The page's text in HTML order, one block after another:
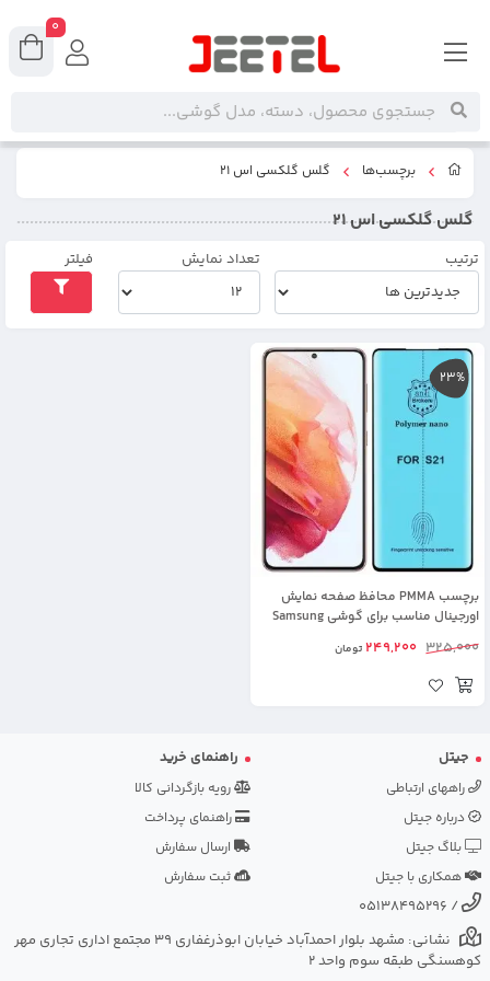
برچسب‌ها گلس گلکسی اس 21
گلس گلکسی اس 21
ترتیب تعداد نمایش فیلتر
23%
برچسب PMMA محافظ صفحه نمایش
اورجینال مناسب برای گوشی Samsung
325,000
249,200تومان
جیتل
راههای ارتباطی
درباره جیتل
بلاگ جیتل
همکاری با جیتل
راهنمای خرید
رویه بازگردانی کالا
راهنمای پرداخت
ارسال سفارش
ثبت سفارش
/
05138495296
نشانی: مشهد بلوار احمدآباد خیابان ابوذرغفاری 39 مجتمع اداری تجاری مهر
کوهسنگی طبقه سوم واحد 2
0